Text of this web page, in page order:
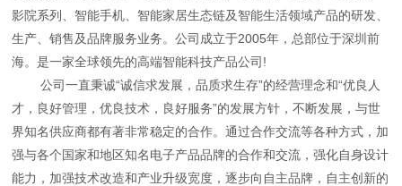
影院系列、智能手机、智能家居生态链及智能生活领域产品的研发、
生产、销售及品牌服务业务。公司成立于2005年，总部位于深圳前
海。是一家全球领先的高端智能科技产品公司!
公司一直秉诚“诚信求发展，品质求生存”的经营理念和“优良人
才，良好管理，优良技术，良好服务”的发展方针，不断发展，与世
界知名供应商都有著非常稳定的合作。通过合作交流等各种方式，加
强与各个国家和地区知名电子产品品牌的合作和交流，强化自身设计
能力，加强技术改造和产业升级宽度，逐步向自主品牌，自主创新的